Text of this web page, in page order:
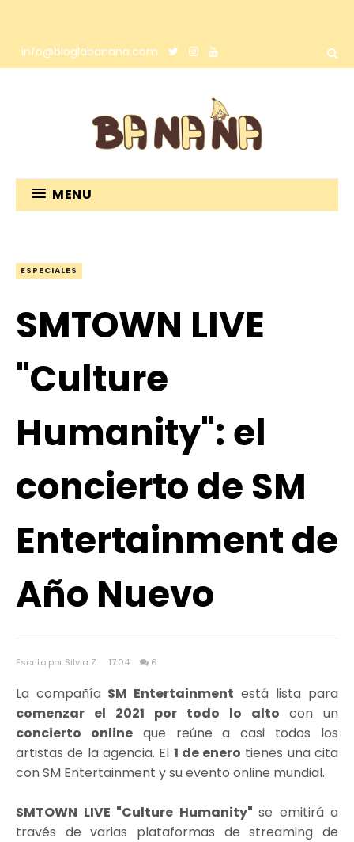
info@bloglabanana.com
MENU
ESPECIALES
SMTOWN LIVE
"Culture
Humanity": el
concierto de SM
Entertainment de
Año Nuevo
Escrito por Silvia Z. 17:04 6
La compañía SM Entertainment está lista para
comenzar el 2021 por todo lo alto con un
concierto onlineque reúne a casi todos los
artistas de la agencia. El 1 de enero tienes una cita
con SM Entertainment y su evento online mundial.
SMTOWN LIVE "Culture Humanity" se emitirá a
través de varias plataformas de streaming de